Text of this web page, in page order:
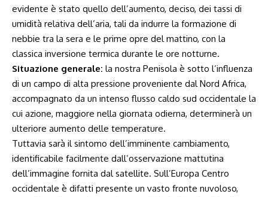
evidente è stato quello dell’aumento, deciso, dei tassi di
umidità relativa dell’aria, tali da indurre la formazione di
nebbie tra la sera e le prime opre del mattino, con la
classica inversione termica durante le ore notturne.
Situazione generale: la nostra Penisola è sotto l’influenza
di un campo di alta pressione proveniente dal Nord Africa,
accompagnato da un intenso flusso caldo sud occidentale la
cui azione, maggiore nella giornata odierna, determinerà un
ulteriore aumento delle temperature.
Tuttavia sarà il sintomo dell’imminente cambiamento,
identificabile facilmente dall’osservazione mattutina
dell’immagine fornita dal satellite. Sull’Europa Centro
occidentale è difatti presente un vasto fronte nuvoloso,